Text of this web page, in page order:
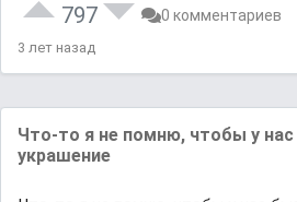
797 0 комментариев
3 лет назад
Что-то я не помню, чтобы у
украшение